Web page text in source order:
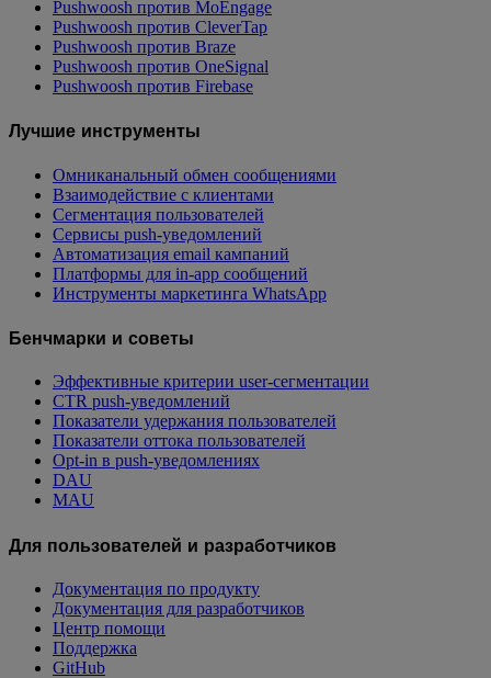
Pushwoosh против MoEngage
Pushwoosh против CleverTap
Pushwoosh против Braze
Pushwoosh против OneSignal
Pushwoosh против Firebase
Лучшие инструменты
Омниканальный обмен сообщениями
Взаимодействие с клиентами
Сегментация пользователей
Сервисы push-уведомлений
Автоматизация email кампаний
Платформы для in-app сообщений
Инструменты маркетинга WhatsApp
Бенчмарки и советы
Эффективные критерии user-сегментации
CTR push-уведомлений
Показатели удержания пользователей
Показатели оттока пользователей
Opt-in в push-уведомлениях
DAU
MAU
Для пользователей и разработчиков
Документация по продукту
Документация для разработчиков
Центр помощи
Поддержка
GitHub